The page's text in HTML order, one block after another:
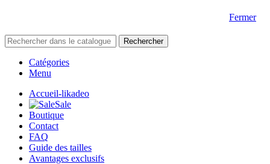
Fermer
Rechercher
Catégories
Menu
Accueil-likadeo
Sale
Boutique
Contact
FAQ
Guide des tailles
Avantages exclusifs